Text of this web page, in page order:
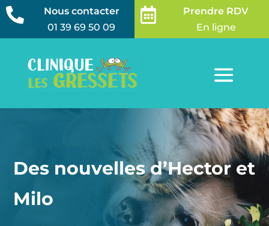

Nous contacter
01 39 69 50 09

Prendre RDV
En ligne
Des nouvelles d’Hector et
Milo